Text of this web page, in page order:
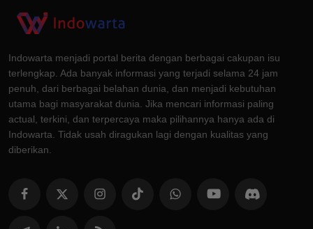
Indowarta menjadi portal berita dengan berbagai cakupan isu
terlengkap. Ada banyak informasi yang terjadi selama 24 jam
penuh, dari berbagai belahan dunia, dan menjadi kebutuhan
utama bagi masyarakat dunia. Jika mencari informasi paling
actual, terkini, dan terpercaya maka pilihannya hanya ada di
Indowarta. Tidak usah diragukan lagi dengan kualitas yang
diberikan.